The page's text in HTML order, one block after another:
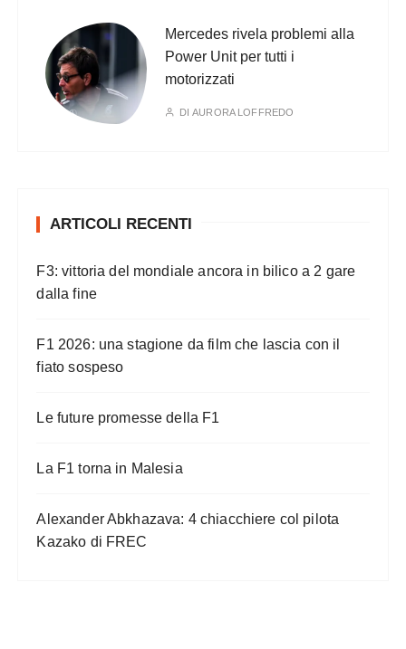
Mercedes rivela problemi alla
Power Unit per tutti i
motorizzati
DIAURORA LOFFREDO
ARTICOLI RECENTI
F3: vittoria del mondiale ancora in bilico a 2 gare
dalla fine
F1 2026: una stagione da film che lascia con il
fiato sospeso
Le future promesse della F1
La F1 torna in Malesia
Alexander Abkhazava: 4 chiacchiere col pilota
Kazako di FREC